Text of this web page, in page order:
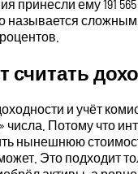
принесли ему 191
называется
считать
и учёт
числа. Потому что
нынешнюю
Это подходит